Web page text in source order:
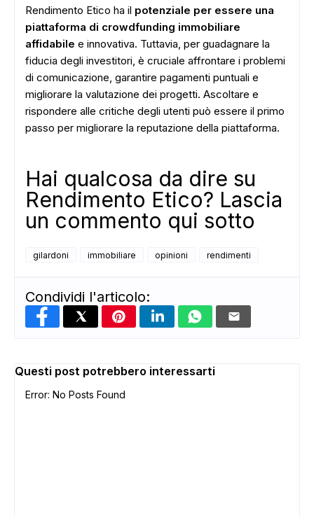
Rendimento Etico ha il potenziale per essere una
piattaforma di crowdfunding immobiliare
affidabile e innovativa. Tuttavia, per guadagnare la
fiducia degli investitori, è cruciale affrontare i problemi
di comunicazione, garantire pagamenti puntuali e
migliorare la valutazione dei progetti. Ascoltare e
rispondere alle critiche degli utenti può essere il primo
passo per migliorare la reputazione della piattaforma.
Hai qualcosa da dire su
Rendimento Etico? Lascia
un commento qui sotto
gilardoni immobiliare opinioni rendimenti
Condividi l'articolo:
Questi post potrebbero interessarti
Error: No Posts Found